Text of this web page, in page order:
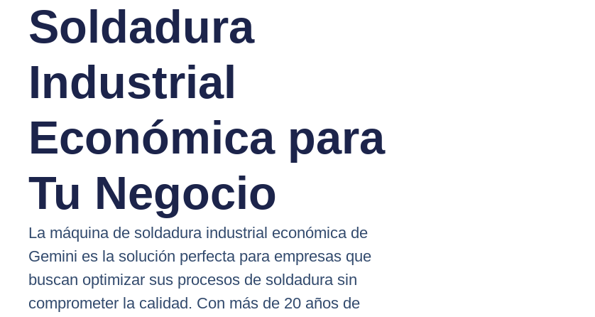
Soldadura
Industrial
Económica para
Tu Negocio
La máquina de soldadura industrial económica de
Gemini es la solución perfecta para empresas que
buscan optimizar sus procesos de soldadura sin
comprometer la calidad. Con más de 20 años de